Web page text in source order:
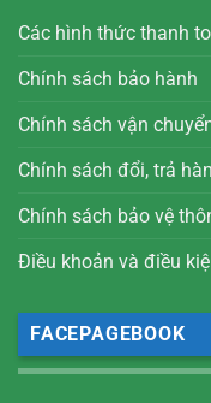
Các hình thức thanh
Chính sách bảo hành
Chính sách vận
Chính sách đổi, trả
Chính sách bảo vệ
Điều khoản và điều
FACEPAGEBOOK